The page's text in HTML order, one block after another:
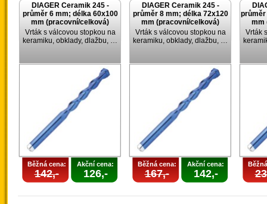
DIAGER Ceramik 245 -
průměr 6 mm; délka 60x100
mm (pracovní/celková)
Vrták s válcovou stopkou na
keramiku, obklady, dlažbu, …
Běžná cena:
142,-
Akční cena:
126,-
DIAGER Ceramik 245 -
průměr 8 mm; délka 72x120
mm (pracovní/celková)
Vrták s válcovou stopkou na
keramiku, obklady, dlažbu, …
Běžná cena:
167,-
Akční cena:
142,-
průměr
mm
Vrták